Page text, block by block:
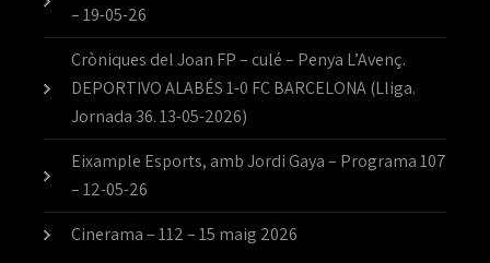
– 19-05-26
Cròniques del Joan FP – culé – Penya L’Avenç.
DEPORTIVO ALABÉS 1-0 FC BARCELONA (Lliga.
Jornada 36. 13-05-2026)
Eixample Esports, amb Jordi Gaya – Programa 107
– 12-05-26
Cinerama – 112 – 15 maig 2026